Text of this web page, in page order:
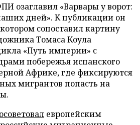
озаглавил «Варвары у ворот:
дней». К публикации он
сопоставил картину
Томаса Коула
«Путь империи» с
побережья испанского
Африке, где фиксируются
мигрантов попасть на
европейским